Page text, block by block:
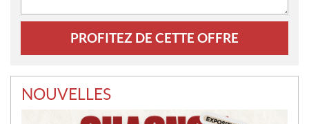
NOUVELLES